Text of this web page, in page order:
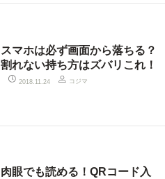
スマホは必ず画面から落ちる？
割れない持ち方はズバリこれ！
2018.11.24 コジマ
肉眼でも読める！QRコード入